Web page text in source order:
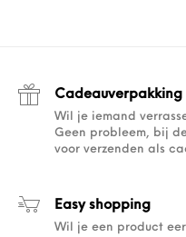
Cadeauverpakking
Wil je iemand
Geen probleem, bij
voor verzenden als
Easy shopping
Wil je een product